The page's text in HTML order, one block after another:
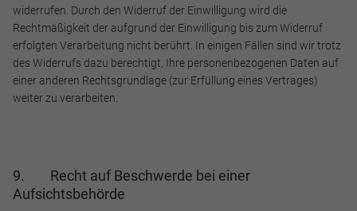
widerrufen. Durch den Widerruf der Einwilligung wird die
Rechtmäßigkeit der aufgrund der Einwilligung bis zum Widerruf
erfolgten Verarbeitung nicht berührt. In einigen Fällen sind wir trotz
des Widerrufs dazu berechtigt, Ihre personenbezogenen Daten auf
einer anderen Rechtsgrundlage (zur Erfüllung eines Vertrages)
weiter zu verarbeiten.
9. Recht auf Beschwerde bei einer
Aufsichtsbehörde